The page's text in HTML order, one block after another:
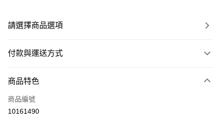
請選擇商品選項
付款與運送方式
信用卡一次付款
ATM付款
商品特色
商品編號
10161490